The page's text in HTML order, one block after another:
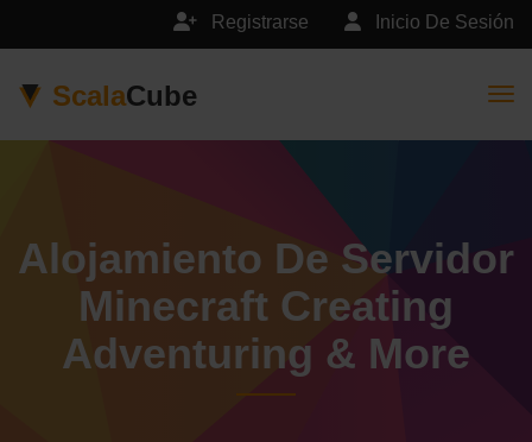
Inicio De Sesión
Registrarse
ScalaCube
Alojamiento De Servidor
Minecraft Creating
Adventuring & More